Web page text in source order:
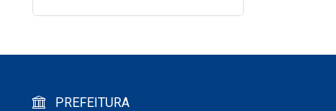
PREFEITURA